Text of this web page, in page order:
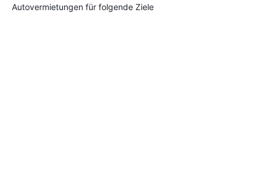
Autovermietungen für folgende Ziele